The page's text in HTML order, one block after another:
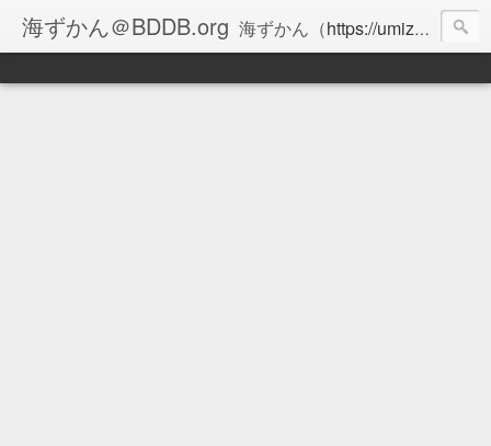
海ずかん＠BDDB.org 海ずかん（https://umizukan.com